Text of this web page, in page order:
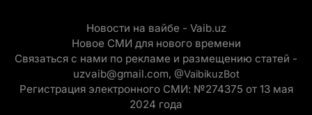
Новости на вайбе - Vaib.uz
Новое СМИ для нового времени
Связаться с нами по рекламе и размещению статей -
uzvaib@gmail.com, @VaibikuzBot
Регистрация электронного СМИ: №274375 от 13 мая
2024 года